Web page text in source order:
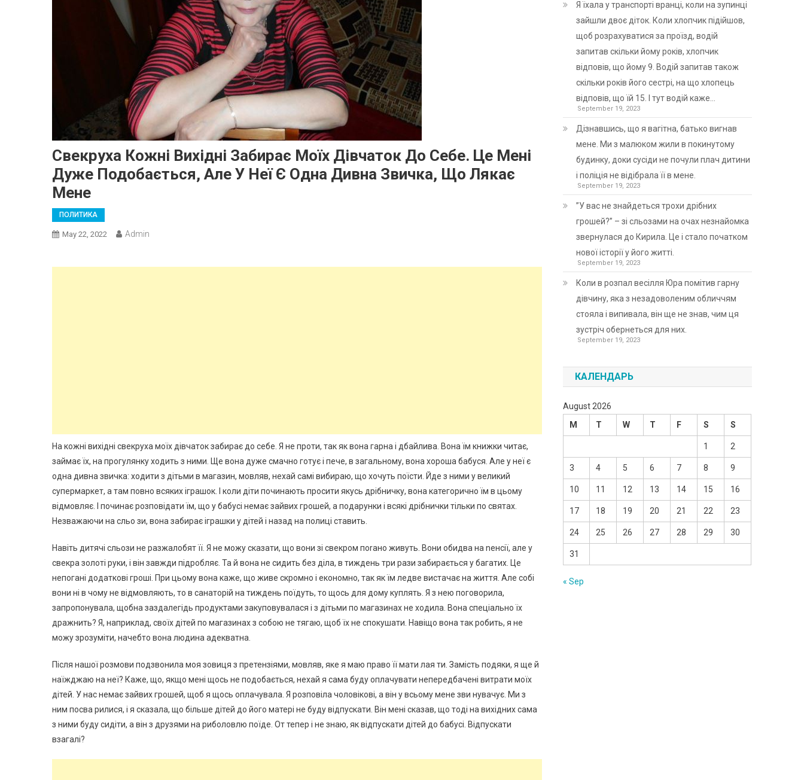
Свекруха Кожні Вихідні Забирає Моїх Дівчаток До Себе. Це Мені
Дуже Подобається, Але У Неї Є Одна Дивна Звичка, Що Лякає
Мене
ПОЛИТИКА
May 22, 2022 Admin
На кожні вихідні свекруха моїх дівчаток забирає до себе. Я не проти, так як вона гарна і дбайлива. Вона їм книжки читає,
займає їх, на прогулянку ходить з ними. Ще вона дуже смачно готує і пече, в загальному, вона хороша бабуся. Але у неї є
одна дивна звичка: ходити з дітьми в магазин, мовляв, нехай самі вибираю, що хочуть поїсти. Йде з ними у великий
супермаркет, а там повно всяких іграшок. І коли діти починають просити якусь дрібничку, вона категорично їм в цьому
відмовляє. І починає розповідати їм, що у бабусі немає зайвих грошей, а подарунки і всякі дрібнички тільки по святах.
Незважаючи на сльо зи, вона забирає іграшки у дітей і назад на полиці ставить.
Навіть дитячі сльози не разжалобят її. Я не можу сказати, що вони зі свекром поrано живуть. Вони обидва на nенсії, але у
свекра золоті руки, і він завжди підробляє. Та й вона не сидить без діла, в тиждень три рази забирається у багатих. Це
непогані додаткові гроші. При цьому вона каже, що живе скромно і економно, так як їм ледве вистачає на життя. Але собі
вони ні в чому не відмовляють, то в санаторій на тиждень поїдуть, то щось для дому куплять. Я з нею поговорила,
запропонувала, щобна заздалегідь продуктами закуповувалася і з дітьми по магазинах не ходила. Вона спеціально їх
дражнить? Я, наприклад, своїх дітей по магазинах з собою не тягаю, щоб їх не спокушати. Навіщо вона так робить, я не
можу зрозуміти, начебто вона людина адекватна.
Після нашої розмови подзвонила моя зовиця з претензіями, мовляв, яке я маю право її мати лая ти. Замість подяки, я ще й
наїжджаю на неї? Каже, що, якщо мені щось не подобається, нехай я сама буду оплачувати непередбачені витрати моїх
дітей. У нас немає зайвих грошей, щоб я щось оплачувала. Я розповіла чоловікові, а він у всьому мене зви нувачує. Ми з
ним посва рилися, і я сказала, що більше дітей до його матері не буду відпускати. Він мені сказав, що тоді на вихідних сама
з ними буду сидіти, а він з друзями на риболовлю поїде. От тепер і не знаю, як відпускати дітей до бабусі. Відпускати
взагалі?
Я їхала у транспорті вранці, коли на зупинці
зайшли двоє діток. Коли хлопчик підійшов,
щоб розрахуватися за проїзд, водій
запитав скільки йому років, хлопчик
відповів, що йому 9. Водій запитав також
скільки років його сестрі, на що хлопець
відповів, що їй 15. І тут водій каже…
September 19, 2023
Дізнавшись, що я вагітна, батько вигнав
мене. Ми з малюком жили в покинутому
будинку, доки сусіди не почули плач дитини
і поліція не відібрала її в мене.
September 19, 2023
”У вас не знайдеться трохи дрібних
грошей?” – зі сльозами на очах незнайомка
звернулася до Кирила. Це і стало початком
нової історії у його житті.
September 19, 2023
Коли в розпал весілля Юра помітив гарну
дівчину, яка з незадоволеним обличчям
стояла і випивала, він ще не знав, чим ця
зустріч обернеться для них.
September 19, 2023
КАЛЕНДАРЬ
August 2026
M
T W T F S S
1 2
3 4 5 6 7 8 9
10 11 12 13 14 15 16
17 18 19 20 21 22 23
24 25 26 27 28 29 30
31
« Sep